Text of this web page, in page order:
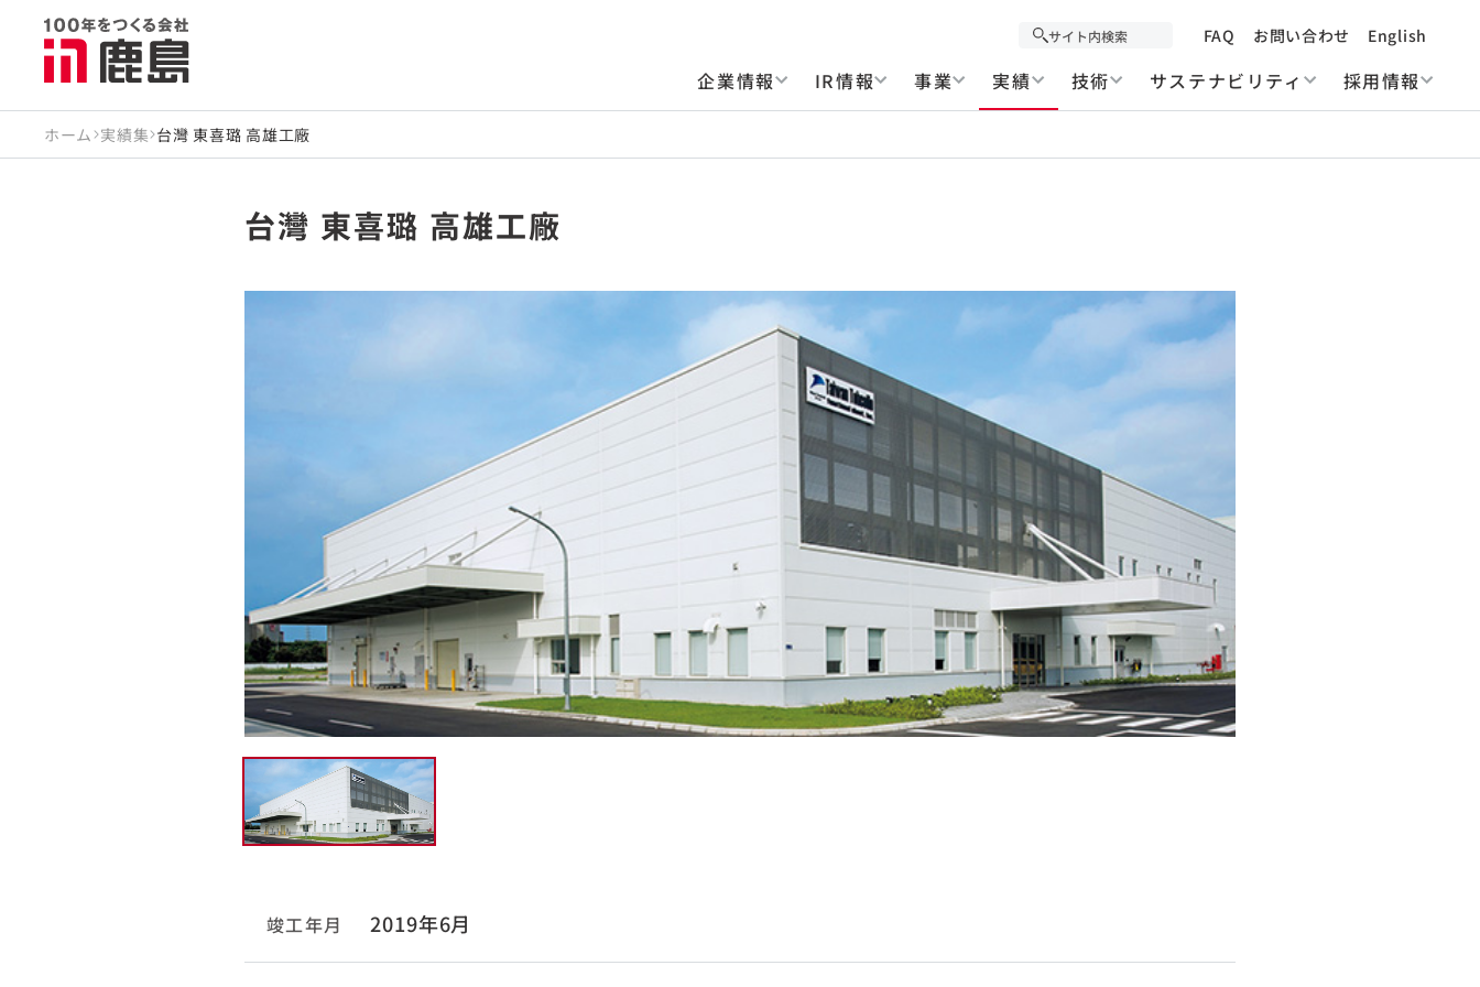
FAQ お問い合わせ English
企業情報 IR情報 事業 実績 技術 サステナビリティ 採用情報
ホーム 実績集 台灣 東喜璐 高雄工廠
台灣 東喜璐 高雄工廠
竣工年月 2019年6月